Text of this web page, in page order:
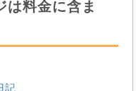
は料金に含ま
記